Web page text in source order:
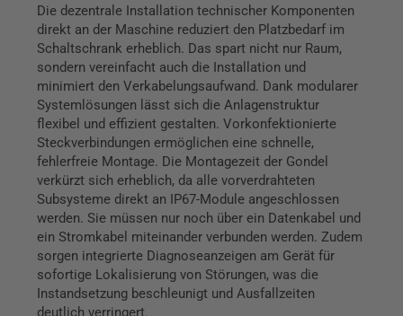
Die dezentrale Installation technischer Komponenten
direkt an der Maschine reduziert den Platzbedarf im
Schaltschrank erheblich. Das spart nicht nur Raum,
sondern vereinfacht auch die Installation und
minimiert den Verkabelungsaufwand. Dank modularer
Systemlösungen lässt sich die Anlagenstruktur
flexibel und effizient gestalten. Vorkonfektionierte
Steckverbindungen ermöglichen eine schnelle,
fehlerfreie Montage. Die Montagezeit der Gondel
verkürzt sich erheblich, da alle vorverdrahteten
Subsysteme direkt an IP67-Module angeschlossen
werden. Sie müssen nur noch über ein Datenkabel und
ein Stromkabel miteinander verbunden werden. Zudem
sorgen integrierte Diagnoseanzeigen am Gerät für
sofortige Lokalisierung von Störungen, was die
Instandsetzung beschleunigt und Ausfallzeiten
deutlich verringert.